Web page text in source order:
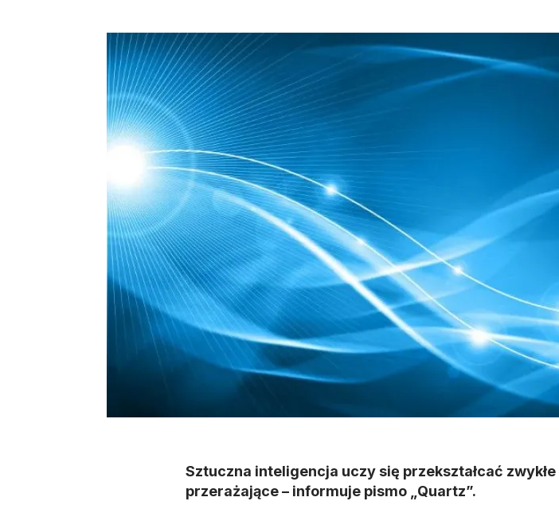
Sztuczna inteligencja uczy się przekształcać
przerażające – informuje pismo „Quartz”.